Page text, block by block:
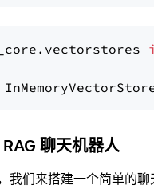
聊天机器人
我们来搭建一个简单的聊